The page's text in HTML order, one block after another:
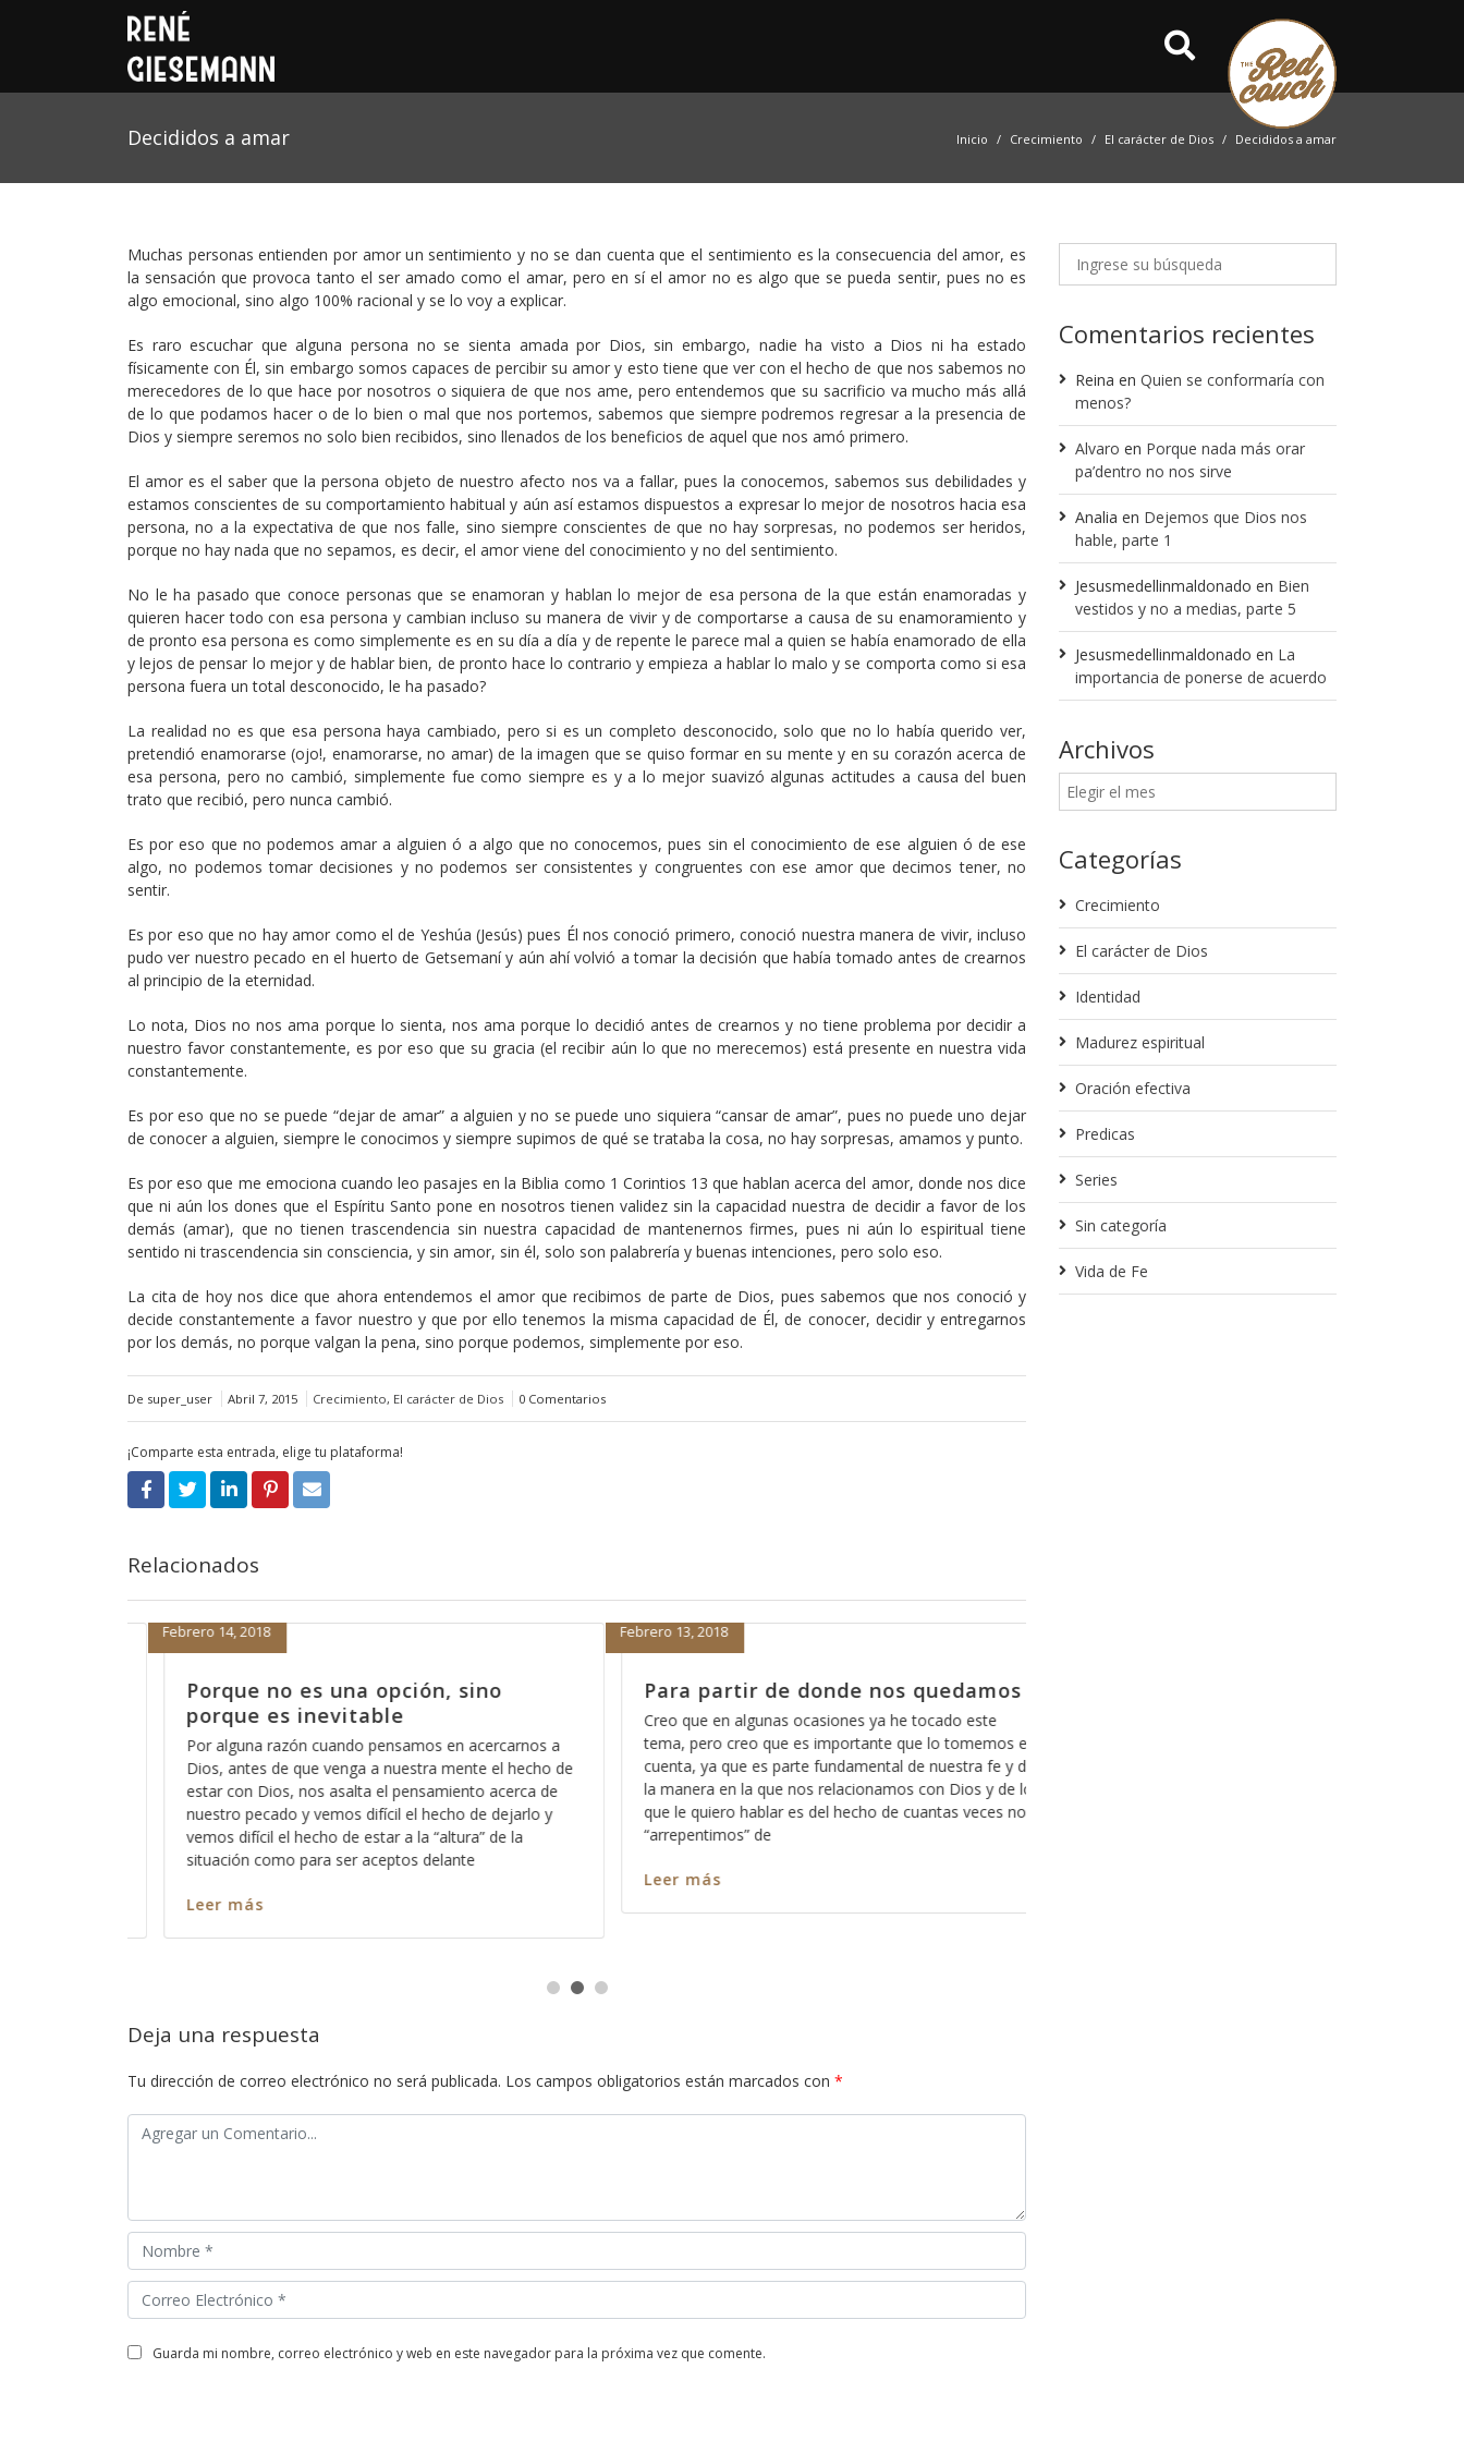
Decididos a amar Inicio Crecimiento El carácter de Dios Decididos a amar
Muchas personas entienden por amor un sentimiento y no se dan cuenta que el sentimiento es la consecuencia del amor, es
la sensación que provoca tanto el ser amado como el amar, pero en sí el amor no es algo que se pueda sentir, pues no es
algo emocional, sino algo 100% racional y se lo voy a explicar.
Es raro escuchar que alguna persona no se sienta amada por Dios, sin embargo, nadie ha visto a Dios ni ha estado
físicamente con Él, sin embargo somos capaces de percibir su amor y esto tiene que ver con el hecho de que nos sabemos no
merecedores de lo que hace por nosotros o siquiera de que nos ame, pero entendemos que su sacrificio va mucho más allá
de lo que podamos hacer o de lo bien o mal que nos portemos, sabemos que siempre podremos regresar a la presencia de
Dios y siempre seremos no solo bien recibidos, sino llenados de los beneficios de aquel que nos amó primero.
El amor es el saber que la persona objeto de nuestro afecto nos va a fallar, pues la conocemos, sabemos sus debilidades y
estamos conscientes de su comportamiento habitual y aún así estamos dispuestos a expresar lo mejor de nosotros hacia esa
persona, no a la expectativa de que nos falle, sino siempre conscientes de que no hay sorpresas, no podemos ser heridos,
porque no hay nada que no sepamos, es decir, el amor viene del conocimiento y no del sentimiento.
No le ha pasado que conoce personas que se enamoran y hablan lo mejor de esa persona de la que están enamoradas y
quieren hacer todo con esa persona y cambian incluso su manera de vivir y de comportarse a causa de su enamoramiento y
de pronto esa persona es como simplemente es en su día a día y de repente le parece mal a quien se había enamorado de ella
y lejos de pensar lo mejor y de hablar bien, de pronto hace lo contrario y empieza a hablar lo malo y se comporta como si esa
persona fuera un total desconocido, le ha pasado?
La realidad no es que esa persona haya cambiado, pero si es un completo desconocido, solo que no lo había querido ver,
pretendió enamorarse (ojo!, enamorarse, no amar) de la imagen que se quiso formar en su mente y en su corazón acerca de
esa persona, pero no cambió, simplemente fue como siempre es y a lo mejor suavizó algunas actitudes a causa del buen
trato que recibió, pero nunca cambió.
Es por eso que no podemos amar a alguien ó a algo que no conocemos, pues sin el conocimiento de ese alguien ó de ese
algo, no podemos tomar decisiones y no podemos ser consistentes y congruentes con ese amor que decimos tener, no
sentir.
Es por eso que no hay amor como el de Yeshúa (Jesús) pues Él nos conoció primero, conoció nuestra manera de vivir, incluso
pudo ver nuestro pecado en el huerto de Getsemaní y aún ahí volvió a tomar la decisión que había tomado antes de crearnos
al principio de la eternidad.
Lo nota, Dios no nos ama porque lo sienta, nos ama porque lo decidió antes de crearnos y no tiene problema por decidir a
nuestro favor constantemente, es por eso que su gracia (el recibir aún lo que no merecemos) está presente en nuestra vida
constantemente.
Es por eso que no se puede “dejar de amar” a alguien y no se puede uno siquiera “cansar de amar”, pues no puede uno dejar
de conocer a alguien, siempre le conocimos y siempre supimos de qué se trataba la cosa, no hay sorpresas, amamos y punto.
Es por eso que me emociona cuando leo pasajes en la Biblia como 1 Corintios 13 que hablan acerca del amor, donde nos dice
que ni aún los dones que el Espíritu Santo pone en nosotros tienen validez sin la capacidad nuestra de decidir a favor de los
demás (amar), que no tienen trascendencia sin nuestra capacidad de mantenernos firmes, pues ni aún lo espiritual tiene
sentido ni trascendencia sin consciencia, y sin amor, sin él, solo son palabrería y buenas intenciones, pero solo eso.
La cita de hoy nos dice que ahora entendemos el amor que recibimos de parte de Dios, pues sabemos que nos conoció y
decide constantemente a favor nuestro y que por ello tenemos la misma capacidad de Él, de conocer, decidir y entregarnos
por los demás, no porque valgan la pena, sino porque podemos, simplemente por eso.
De super_user Abril 7, 2015 Crecimiento, El carácter de Dios 0 Comentarios
¡Comparte esta entrada, elige tu plataforma!
Relacionados
Porque no es una opción, sino
porque es inevitable
Febrero 14, 2018
Por alguna razón cuando pensamos en acercarnos a
Dios, antes de que venga a nuestra mente el hecho de
estar con Dios, nos asalta el pensamiento acerca de
nuestro pecado y vemos difícil el hecho de dejarlo y
vemos difícil el hecho de estar a la “altura” de la
situación como para ser aceptos delante
Leer más
Para partir de donde nos quedamos
Febrero 13, 2018
Creo que en algunas ocasiones ya he tocado este
tema, pero creo que es importante que lo tomemos en
cuenta, ya que es parte fundamental de nuestra fe y de
la manera en la que nos relacionamos con Dios y de lo
que le quiero hablar es del hecho de cuantas veces nos
“arrepentimos” de
Leer más
Deja una respuesta
Tu dirección de correo electrónico no será publicada. Los campos obligatorios están marcados con *
guarda mi nombre, correo electrónico y web en este navegador para la próxima vez que comente.
Comentarios recientes
Reina en Quien se conformaría con
menos?
Alvaro en Porque nada más orar
pa’dentro no nos sirve
Analia en Dejemos que Dios nos
hable, parte 1
Jesusmedellinmaldonado en Bien
vestidos y no a medias, parte 5
Jesusmedellinmaldonado en La
importancia de ponerse de acuerdo
Archivos
Categorías
Crecimiento
El carácter de Dios
Identidad
Madurez espiritual
Oración efectiva
Predicas
Series
Sin categoría
Vida de Fe